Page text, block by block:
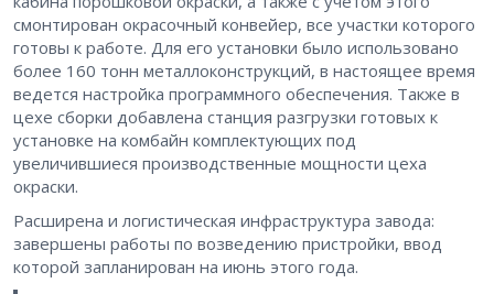
смонтирован окрасочный конвейер, все участки которого
готовы к работе. Для его установки было использовано
более 160 тонн металлоконструкций, в настоящее время
ведется настройка программного обеспечения. Также в
цехе сборки добавлена станция разгрузки готовых к
установке на комбайн комплектующих под
увеличившиеся производственные мощности цеха
окраски.
Расширена и логистическая инфраструктура завода:
завершены работы по возведению пристройки, ввод
которой запланирован на июнь этого года.